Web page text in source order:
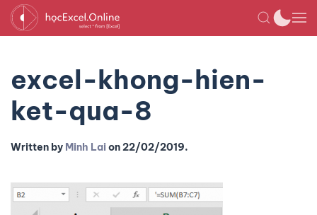
excel-khong-hien-
ket-qua-8
Written by Minh Laion22/02/2019.